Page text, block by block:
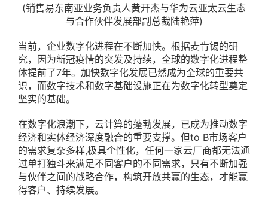
(销售易东南亚业务负责人黄开杰与华为云亚太云生态
与合作伙伴发展部副总裁陆艳萍)
当前，企业数字化进程在不断加快。根据麦肯锡的研
究，因为新冠疫情的突发及持续，全球的数字化进程整
体提前了7年。加快数字化发展已然成为全球的重要共
识，而数字技术和数字基础设施正在为数字化转型奠定
坚实的基础。
在数字化浪潮下，云计算的蓬勃发展，已成为推动数字
经济和实体经济深度融合的重要支撑。但to B市场客户
的需求复杂多样,极具个性化，任何一家云厂商都无法通
过单打独斗来满足不同客户的不同需求，只有不断加强
与伙伴之间的战略合作，构筑开放共赢的生态，才能赢
得客户、持续发展。